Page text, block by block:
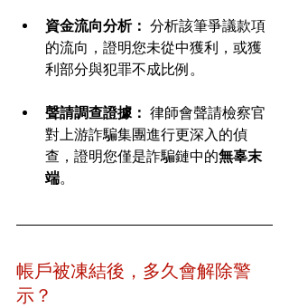
資金流向分析： 分析該筆爭議款項
的流向，證明您未從中獲利，或獲
利部分與犯罪不成比例。
聲請調查證據： 律師會聲請檢察官
對上游詐騙集團進行更深入的偵
查，證明您僅是詐騙鏈中的無辜末
端。
帳戶被凍結後，多久會解除警
示？